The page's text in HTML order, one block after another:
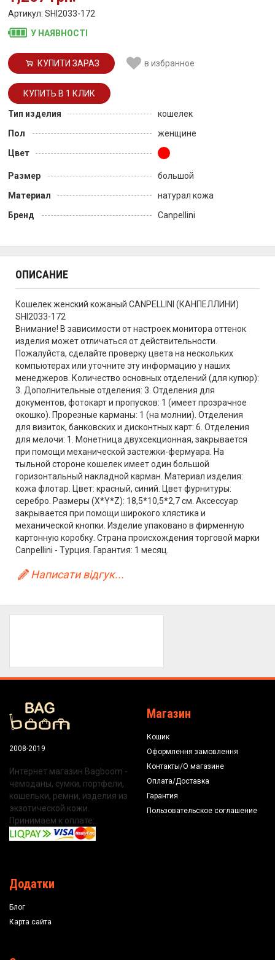
Артикул: SHI2033-172
У НАЯВНОСТІ
КУПИТИ ЗАРАЗ в избранное
Тип изделия
кошелек
Пол
женщине
Цвет
Размер
большой
Материал
натурал кожа
Бренд
Canpellini
ОПИСАНИЕ
Кошелек женский кожаный CANPELLINI (КАНПЕЛЛИНИ)
SHI2033-172
Внимание! В зависимости от настроек монитора оттенок
изделия может отличаться от действительности.
Пожалуйста, сделайте проверку цвета на нескольких
компьютерах или уточните эту информацию у наших
менеджеров. Количество основных отделений (для купюр):
3. Дополнительные отделения: 3. Отделения для
документов, фотокарт и пропусков: 1 (имеет прозрачное
окошко). Прорезные карманы: 1 (на молнии). Отделения
для визиток, банковских и дисконтных карт: 6. Отделения
для мелочи: 1. Монетница двухсекционная, закрывается
при помощи механической застежки-фермуара. На
тыльной стороне кошелек имеет один большой
горизонтальный накладной карман. Материал изделия:
кожа флотар. Цвет: красный, синий. Цвет фурнитуры:
серебро. Размеры (X*Y*Z): 18,5*10,5*2,7 см. Аксессуар
закрывается при помощи широкого хлястика и
механической кнопки. Изделие упаковано в фирменную
картонную коробку. Страна происхождения торговой марки
Canpellini - Турция. Гарантия: 1 месяц.
Написати відгук...
2008-2019
Интернет магазин Bagboom -
чемоданы, сумки, портфели,
кошельки, ремни, изделия из
экзотической кожи.
Принимаем к оплате:
Магазин
Кошик
Оформлення замовлення
Контакты/О магазине
Оплата/Доставка
Гарантия
Пользовательское соглашение
Додатки
Блог
Карта сайта